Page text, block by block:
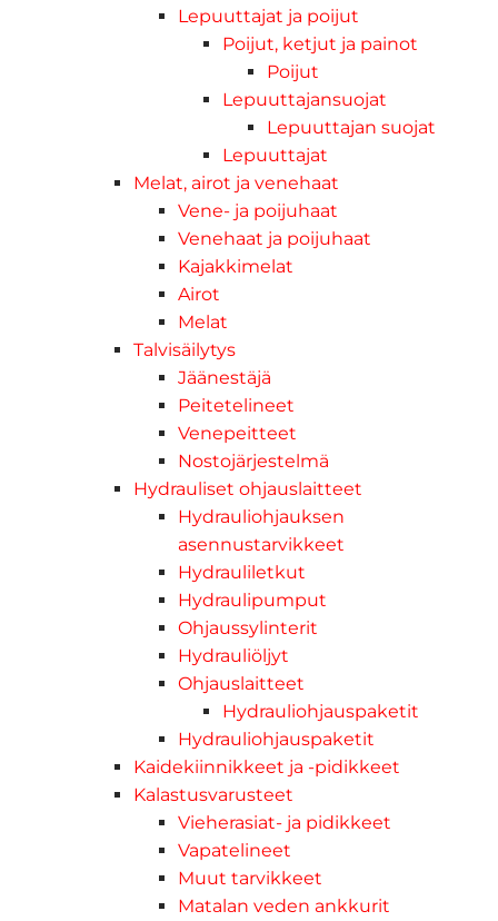
Lepuuttajat ja poijut
Poijut, ketjut ja painot
Poijut
Lepuuttajansuojat
Lepuuttajan suojat
Lepuuttajat
Melat, airot ja venehaat
Vene- ja poijuhaat
Venehaat ja poijuhaat
Kajakkimelat
Airot
Melat
Talvisäilytys
Jäänestäjä
Peitetelineet
Venepeitteet
Nostojärjestelmä
Hydrauliset ohjauslaitteet
Hydrauliohjauksen
asennustarvikkeet
Hydrauliletkut
Hydraulipumput
Ohjaussylinterit
Hydrauliöljyt
Ohjauslaitteet
Hydrauliohjauspaketit
Hydrauliohjauspaketit
Kaidekiinnikkeet ja -pidikkeet
Kalastusvarusteet
Vieherasiat- ja pidikkeet
Vapatelineet
Muut tarvikkeet
Matalan veden ankkurit